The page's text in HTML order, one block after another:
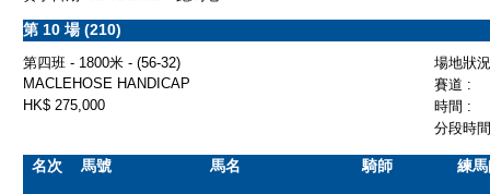
第 10 場 (210)
第四班 - 1800米 - (56-32)
場地狀
MACLEHOSE HANDICAP
賽道 :
HK$ 275,000
時間 :
分段時
名次 馬號 馬名 騎師 練